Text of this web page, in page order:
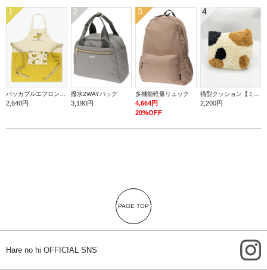
1
パッカブルエプロン【バナナ】
2,640円
2
撥水2WAYバッグ
3,190円
3
多機能軽量リュック
4,664円
20%OFF
4
猫型クッション【ミケ】
2,200円
PAGE TOP
Hare no hi OFFICIAL SNS